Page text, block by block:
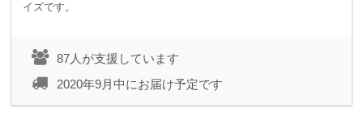
イズです。
87人が支援しています
2020年9月中にお届け予定です